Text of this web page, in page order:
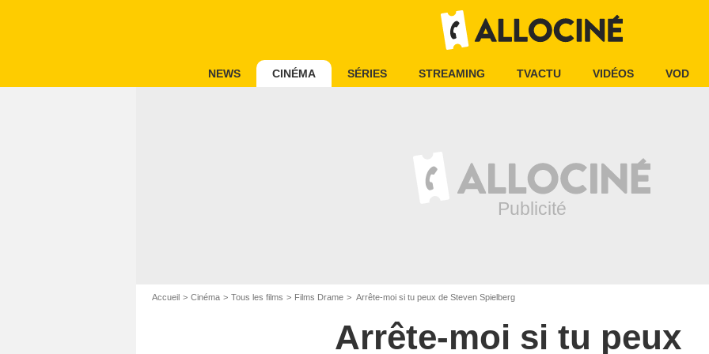
NEWS CINÉMA SÉRIES STREAMING TVACTU VIDÉOS VOD
Accueil Cinéma Tous les films Films Drame Arrête-moi si tu peux de Steven Spielberg
Arrête-moi si tu peux